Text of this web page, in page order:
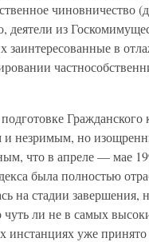
чиновничество
деятели из
заинтересованные в
Гражданского
и незримым, но
что в апреле — мае
была полностью
на стадии завершения,
чуть ли не в самых
инстан­циях уже